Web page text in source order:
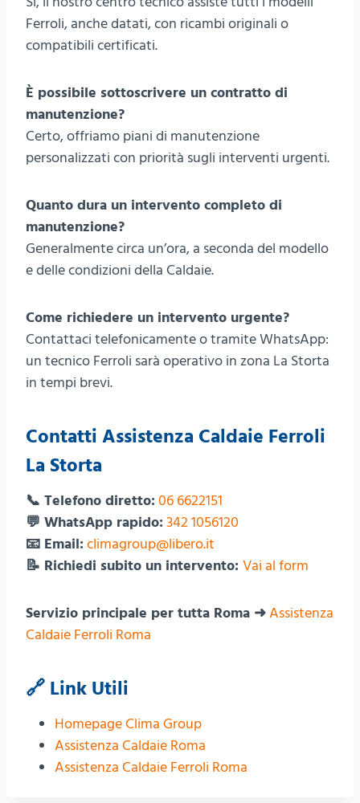
Ferroli, anche datati, con ricambi originali o
compatibili certificati.
È possibile sottoscrivere un contratto di
manutenzione?
Certo, offriamo piani di manutenzione
personalizzati con priorità sugli interventi urgenti.
Quanto dura un intervento completo di
manutenzione?
Generalmente circa un’ora, a seconda del modello
e delle condizioni della Caldaie.
Come richiedere un intervento urgente?
Contattaci telefonicamente o tramite WhatsApp:
un tecnico Ferroli sarà operativo in zona La Storta
in tempi brevi.
Contatti Assistenza Caldaie Ferroli
La Storta
📞 Telefono diretto: 06 6622151
💬 WhatsApp rapido: 342 1056120
📧 Email: climagroup@libero.it
📝 Richiedi subito un intervento: Vai al form
Servizio principale per tutta Roma ➜Assistenza
Caldaie Ferroli Roma
🔗 Link Utili
Homepage Clima Group
Assistenza Caldaie Roma
Assistenza Caldaie Ferroli Roma